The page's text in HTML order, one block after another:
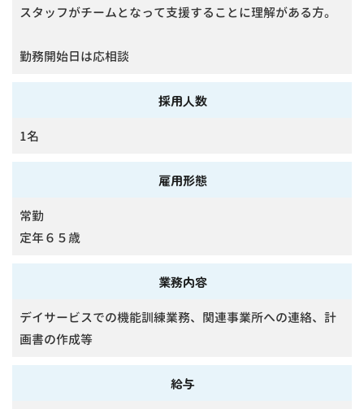
スタッフがチームとなって支援することに理解がある方。
勤務開始日は応相談
採用人数
1名
雇用形態
常勤
定年６５歳
業務内容
デイサービスでの機能訓練業務、関連事業所への連絡、計
画書の作成等
給与